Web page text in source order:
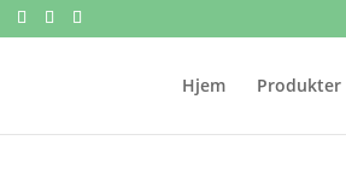
Hjem Produkter